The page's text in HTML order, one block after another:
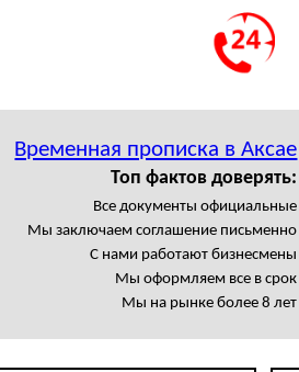
Временная прописка в Аксае
Топ фактов доверять:
Все документы официальные
Мы заключаем соглашение письменно
С нами работают бизнесмены
Мы оформляем все в срок
Мы на рынке более 8 лет